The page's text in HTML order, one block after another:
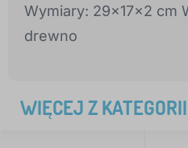
Wymiary: 29x17x2 cm
drewno
WIĘCEJ Z